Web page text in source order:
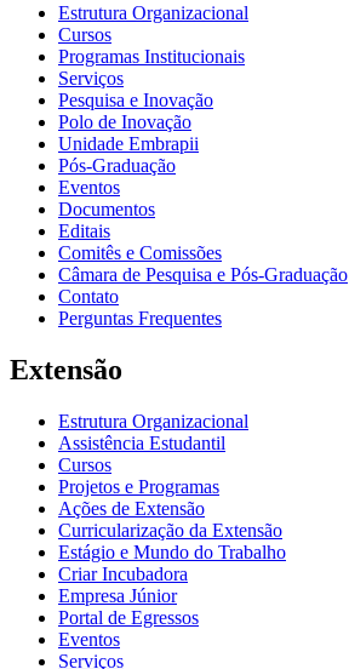
Estrutura Organizacional
Cursos
Programas Institucionais
Serviços
Pesquisa e Inovação
Polo de Inovação
Unidade Embrapii
Pós-Graduação
Eventos
Documentos
Editais
Comitês e Comissões
Câmara de Pesquisa e Pós-Graduação
Contato
Perguntas Frequentes
Extensão
Estrutura Organizacional
Assistência Estudantil
Cursos
Projetos e Programas
Ações de Extensão
Curricularização da Extensão
Estágio e Mundo do Trabalho
Criar Incubadora
Empresa Júnior
Portal de Egressos
Eventos
Serviços